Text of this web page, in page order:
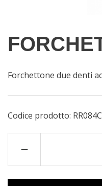
Forchettone due denti
Codice prodotto: